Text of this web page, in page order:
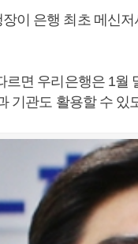
이 은행 최초 메신
르면 우리은행은 1월
기관도 활용할 수 있